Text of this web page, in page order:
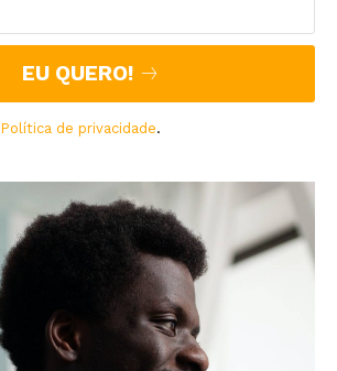
EU QUERO!
Política de privacidade.